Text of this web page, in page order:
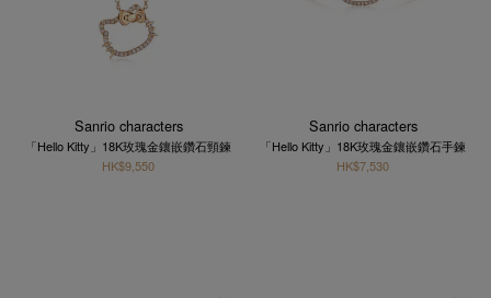
Sanrio characters
「Hello Kitty」18K玫瑰金鑲嵌鑽石頸鍊
HK$9,550
Sanrio characters
「Hello Kitty」18K玫瑰金鑲嵌鑽石手鍊
HK$7,530